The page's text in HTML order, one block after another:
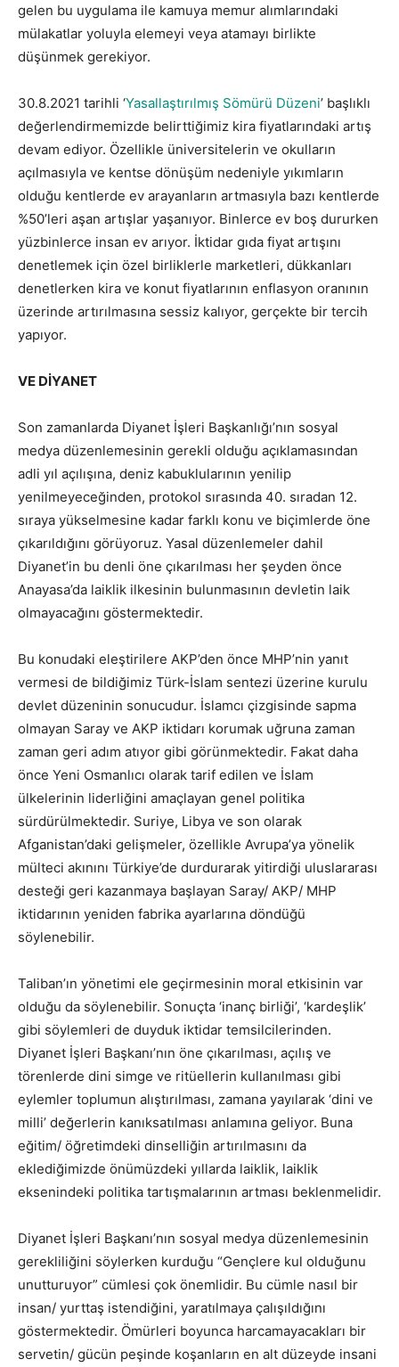
gelen bu uygulama ile kamuya memur alımlarındaki
mülakatlar yoluyla elemeyi veya atamayı birlikte
düşünmek gerekiyor.
30.8.2021 tarihli ‘Yasallaştırılmış Sömürü Düzeni’ başlıklı
değerlendirmemizde belirttiğimiz kira fiyatlarındaki artış
devam ediyor. Özellikle üniversitelerin ve okulların
açılmasıyla ve kentse dönüşüm nedeniyle yıkımların
olduğu kentlerde ev arayanların artmasıyla bazı kentlerde
%50’leri aşan artışlar yaşanıyor. Binlerce ev boş dururken
yüzbinlerce insan ev arıyor. İktidar gıda fiyat artışını
denetlemek için özel birliklerle marketleri, dükkanları
denetlerken kira ve konut fiyatlarının enflasyon oranının
üzerinde artırılmasına sessiz kalıyor, gerçekte bir tercih
yapıyor.
VE DİYANET
Son zamanlarda Diyanet İşleri Başkanlığı’nın sosyal
medya düzenlemesinin gerekli olduğu açıklamasından
adli yıl açılışına, deniz kabuklularının yenilip
yenilmeyeceğinden, protokol sırasında 40. sıradan 12.
sıraya yükselmesine kadar farklı konu ve biçimlerde öne
çıkarıldığını görüyoruz. Yasal düzenlemeler dahil
Diyanet’in bu denli öne çıkarılması her şeyden önce
Anayasa’da laiklik ilkesinin bulunmasının devletin laik
olmayacağını göstermektedir.
Bu konudaki eleştirilere AKP’den önce MHP’nin yanıt
vermesi de bildiğimiz Türk-İslam sentezi üzerine kurulu
devlet düzeninin sonucudur. İslamcı çizgisinde sapma
olmayan Saray ve AKP iktidarı korumak uğruna zaman
zaman geri adım atıyor gibi görünmektedir. Fakat daha
önce Yeni Osmanlıcı olarak tarif edilen ve İslam
ülkelerinin liderliğini amaçlayan genel politika
sürdürülmektedir. Suriye, Libya ve son olarak
Afganistan’daki gelişmeler, özellikle Avrupa’ya yönelik
mülteci akınını Türkiye’de durdurarak yitirdiği uluslararası
desteği geri kazanmaya başlayan Saray/ AKP/ MHP
iktidarının yeniden fabrika ayarlarına döndüğü
söylenebilir.
Taliban’ın yönetimi ele geçirmesinin moral etkisinin var
olduğu da söylenebilir. Sonuçta ‘inanç birliği’, ‘kardeşlik’
gibi söylemleri de duyduk iktidar temsilcilerinden.
Diyanet İşleri Başkanı’nın öne çıkarılması, açılış ve
törenlerde dini simge ve ritüellerin kullanılması gibi
eylemler toplumun alıştırılması, zamana yayılarak ‘dini ve
milli’ değerlerin kanıksatılması anlamına geliyor. Buna
eğitim/ öğretimdeki dinselliğin artırılmasını da
eklediğimizde önümüzdeki yıllarda laiklik, laiklik
eksenindeki politika tartışmalarının artması beklenmelidir.
Diyanet İşleri Başkanı’nın sosyal medya düzenlemesinin
gerekliliğini söylerken kurduğu “Gençlere kul olduğunu
unutturuyor” cümlesi çok önemlidir. Bu cümle nasıl bir
insan/ yurttaş istendiğini, yaratılmaya çalışıldığını
göstermektedir. Ömürleri boyunca harcamayacakları bir
servetin/ gücün peşinde koşanların en alt düzeyde insani